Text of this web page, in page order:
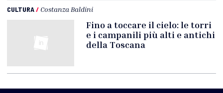
CULTURA/ Costanza Baldini
Fino a toccare il cielo: le torri
e i campanili più alti e antichi
della Toscana